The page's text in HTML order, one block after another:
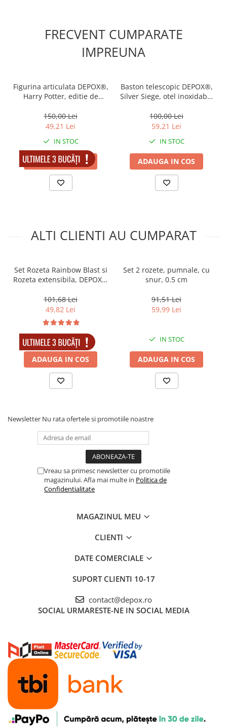
FRECVENT CUMPARATE
IMPREUNA
Figurina articulata DEPOX®,
Harry Potter, editie de
150,00 Lei
49,21 Lei
IN STOC
ADAUGA IN COS
Baston telescopic DEPOX®,
Silver Siege, otel inoxidabil,
husa inclusa
100,00 Lei
59,21 Lei
IN STOC
ADAUGA IN COS
ALTI CLIENTI AU CUMPARAT
Set Rozeta Rainbow Blast si
Rozeta extensibila, DEPOX®
101,68 Lei
49,82 Lei
IN STOC
ADAUGA IN COS
Set 2 rozete, pumnale, cu
snur, 0.5 cm
91,51 Lei
59,99 Lei
IN STOC
ADAUGA IN COS
Newsletter Nu rata ofertele si promotiile noastre
Vreau sa primesc newsletter cu promotiile
magazinului. Afla mai multe in Politica de
Confidentialitate
MAGAZINUL MEU
CLIENTI
DATE COMERCIALE
SUPORT CLIENTI 10-17
contact@depox.ro
SOCIAL URMARESTE-NE IN SOCIAL MEDIA